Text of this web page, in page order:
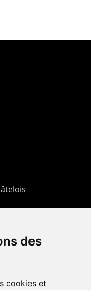
des
cookies et